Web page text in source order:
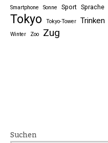
Smartphone Sonne Sport Sprache
Tokyo Tokyo-Tower Trinken
Winter Zoo Zug
Suchen